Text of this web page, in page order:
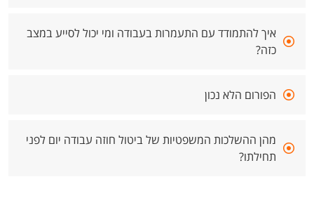
איך להתמודד עם התעמרות בעבודה ומי יכול לסייע במצב
כזה?
הפורום הלא נכון
מהן ההשלכות המשפטיות של ביטול חוזה עבודה יום לפני
תחילתו?